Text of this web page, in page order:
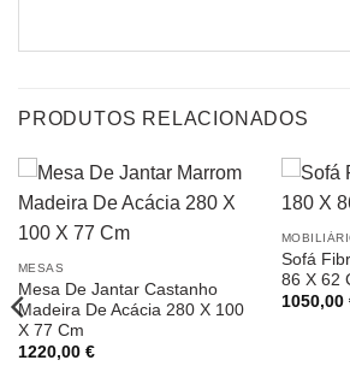
PRODUTOS RELACIONADOS
MESAS
Mesa De Jantar Castanho
Madeira De Acácia 280 X 100
X 77 Cm
1220,00 €
Sofá
86 X 62
1050,00